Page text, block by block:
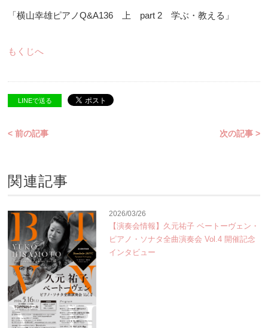
「横山幸雄ピアノQ&A136 上 part 2 学ぶ・教える」
もくじへ
LINEで送る
< 前の記事 次の記事 >
関連記事
2026/03/26
【演奏会情報】久元祐子 ベートーヴェン・
ピアノ・ソナタ全曲演奏会 Vol.4 開催記念
インタビュー